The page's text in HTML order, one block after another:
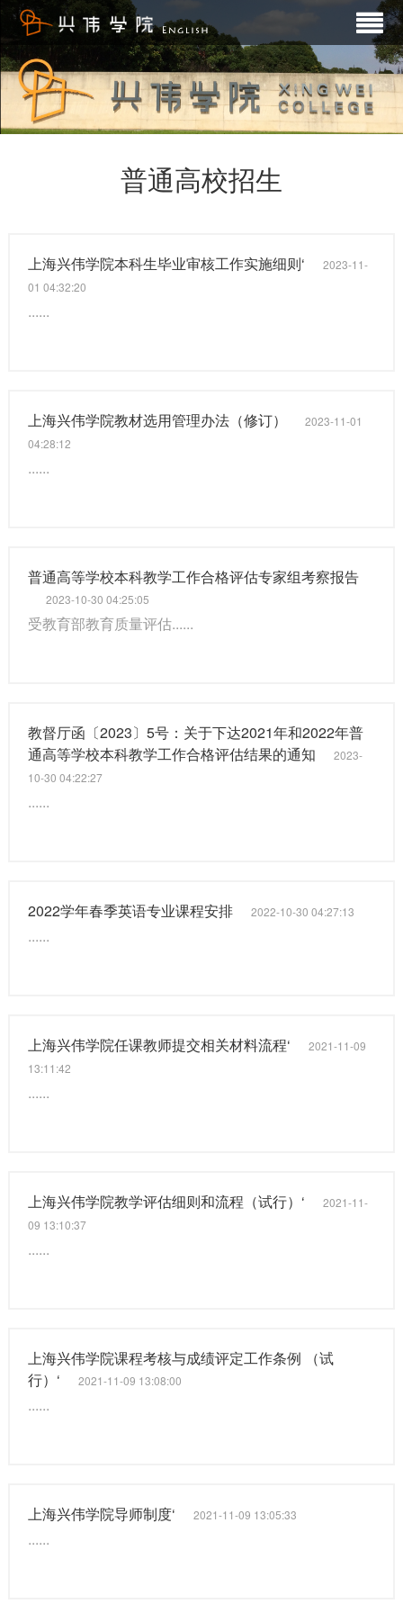
普通高校招生
上海兴伟学院本科生毕业审核工作实施细则‘
2023-11-
01 04:32:20
......
上海兴伟学院教材选用管理办法（修订）
2023-11-01
04:28:12
......
普通高等学校本科教学工作合格评估专家组考察报告
2023-10-30 04:25:05
受教育部教育质量评估......
教督厅函〔2023〕5号：关于下达2021年和2022年普
通高等学校本科教学工作合格评估结果的通知
2023-
10-30 04:22:27
......
2022学年春季英语专业课程安排 2022-10-30 04:27:13
......
上海兴伟学院任课教师提交相关材料流程‘
2021-11-09
13:11:42
......
上海兴伟学院教学评估细则和流程（试行）‘
2021-11-
09 13:10:37
......
上海兴伟学院课程考核与成绩评定工作条例 （试
行）‘
2021-11-09 13:08:00
......
上海兴伟学院导师制度‘ 2021-11-09 13:05:33
......